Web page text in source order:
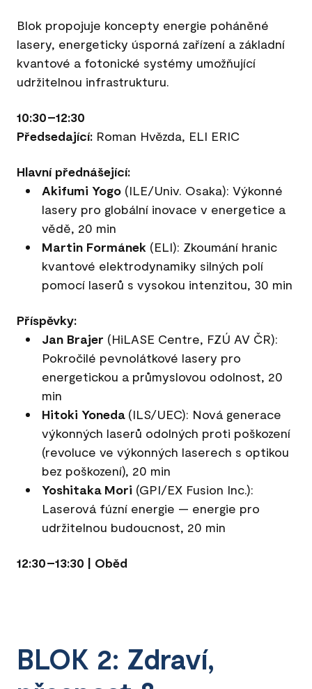
Blok propojuje koncepty energie poháněné
lasery, energeticky úsporná zařízení a základní
kvantové a fotonické systémy umožňující
udržitelnou infrastrukturu.
10:30–12:30
Předsedající: Roman Hvězda, ELI ERIC
Hlavní přednášející:
Akifumi Yogo (ILE/Univ. Osaka): Výkonné
lasery pro globální inovace v energetice a
vědě, 20 min
Martin Formánek (ELI): Zkoumání hranic
kvantové elektrodynamiky silných polí
pomocí laserů s vysokou intenzitou, 30 min
Příspěvky:
Jan Brajer (HiLASE Centre, FZÚ AV ČR):
Pokročilé pevnolátkové lasery pro
energetickou a průmyslovou odolnost, 20
min
Hitoki Yoneda(ILS/UEC): Nová generace
výkonných laserů odolných proti poškození
(revoluce ve výkonných laserech s optikou
bez poškození), 20 min
Yoshitaka Mori (GPI/EX Fusion Inc.):
Laserová fúzní energie — energie pro
udržitelnou budoucnost, 20 min
12:30–13:30 | Oběd
BLOK 2: Zdraví,